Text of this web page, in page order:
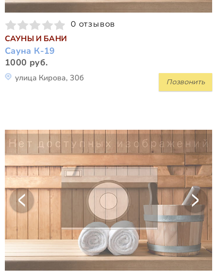
0 отзывов
САУНЫ И БАНИ
Сауна К-19
1000 руб.
Позвонить
улица Кирова, 30б